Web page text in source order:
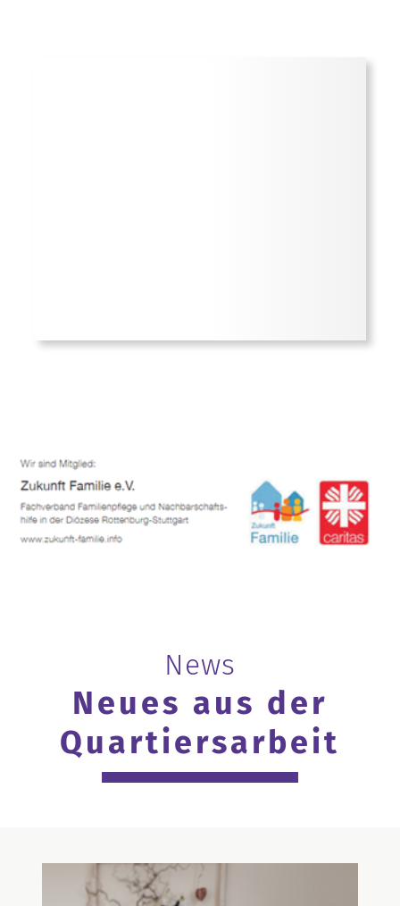
News
Neues aus der
Quartiersarbeit